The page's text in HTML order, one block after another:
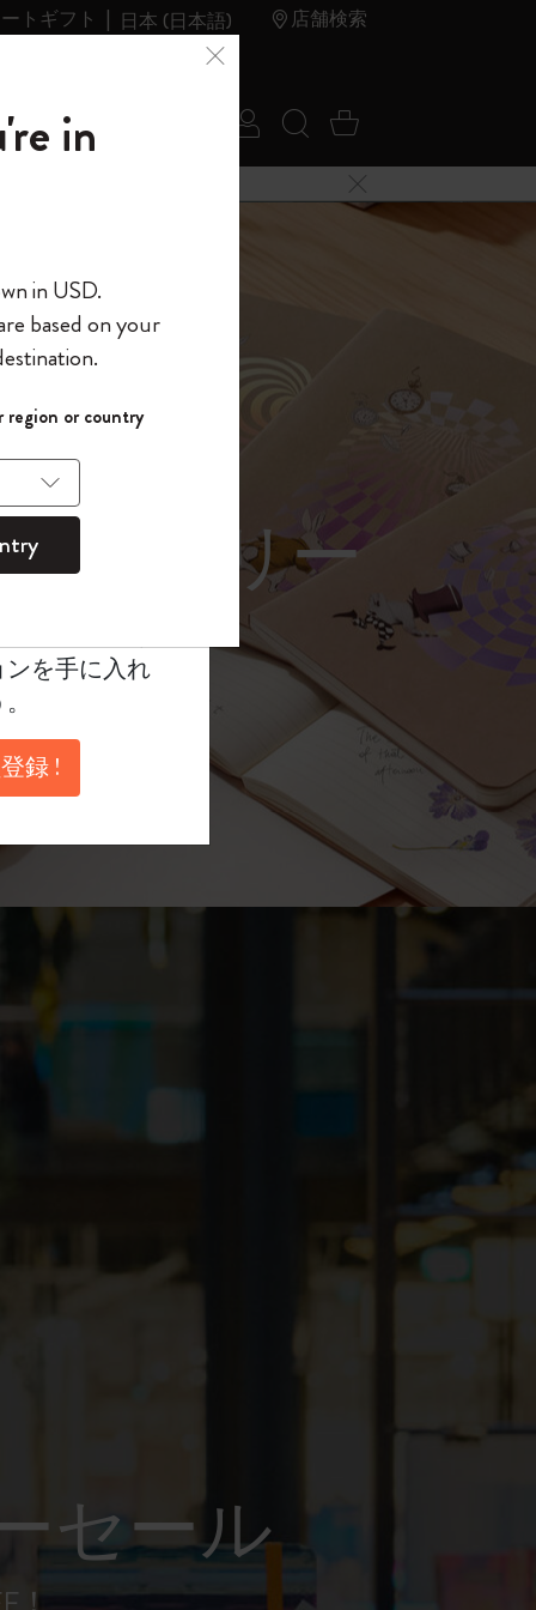
トギフト 日本 (日本語) 店舗検索
ール
ログイン
パスワードを表示
保存する
検索 (キーワード
カート 0 アイ
メニューを閉じる
サングラス）
示1
セール
ようこそ
、コード
力すると、初
無料になり
レット品は
を手に入れ
録 !
in
in USD.
based on your
or country